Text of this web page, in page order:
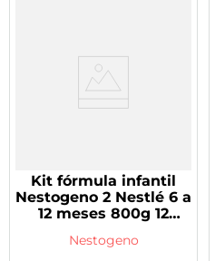
Kit fórmula infantil
Nestogeno 2 Nestlé 6 a
12 meses 800g 12
Nestogeno